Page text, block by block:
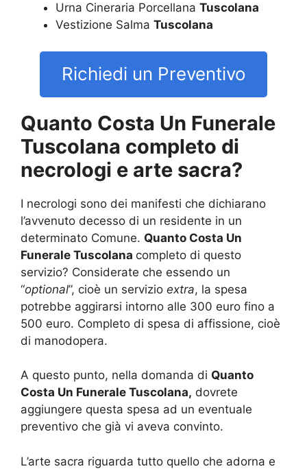
Urna Cineraria Porcellana Tuscolana
Vestizione Salma Tuscolana
Richiedi un Preventivo
Quanto Costa Un Funerale
Tuscolana completo di
necrologi e arte sacra?
I necrologi sono dei manifesti che dichiarano
l’avvenuto decesso di un residente in un
determinato Comune. Quanto Costa Un
Funerale Tuscolana completo di questo
servizio? Considerate che essendo un
“optional”, cioè un servizio extra, la spesa
potrebbe aggirarsi intorno alle 300 euro fino a
500 euro. Completo di spesa di affissione, cioè
di manodopera.
A questo punto, nella domanda di Quanto
Costa Un Funerale Tuscolana, dovrete
aggiungere questa spesa ad un eventuale
preventivo che già vi aveva convinto.
L’arte sacra riguarda tutto quello che adorna e